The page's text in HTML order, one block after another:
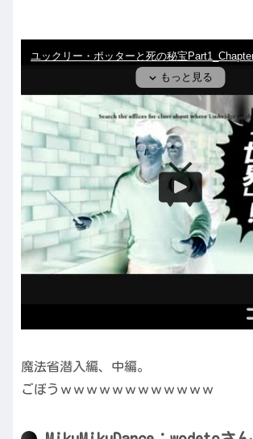
魔法省潜入編、中編。
ごぼうｗｗｗｗｗｗｗｗｗｗｗｗ